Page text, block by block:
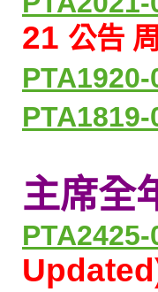
21 公告
PTA1920-
PTA1819-
主席全
PTA2425-